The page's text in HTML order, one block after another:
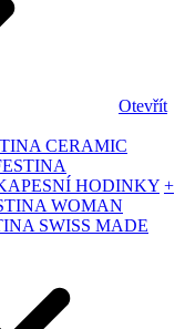
Otevřít
CERAMIC
HODINKY +
WOMAN
SWISS MADE